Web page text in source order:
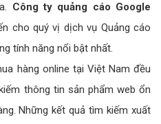
Công ty quảng cáo Google
cho quý vị dịch vụ Quảng cáo
tính năng nổi bật nhất.
hàng online tại Việt Nam đều
thông tin sản phẩm web ổn
Những kết quả tìm kiếm xuất